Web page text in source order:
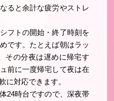
ると余計な疲労やストレ
フトの開始・終了時刻を
です。たとえば朝はラッ
その分夜は遅めに帰宅す
前に一度帰宅して夜は在
に対応できます。
24時台ですので、深夜帯